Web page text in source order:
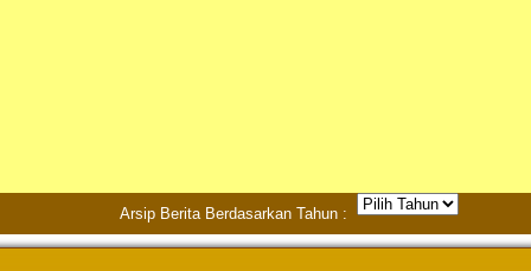
Arsip Berita Berdasarkan Tahun :